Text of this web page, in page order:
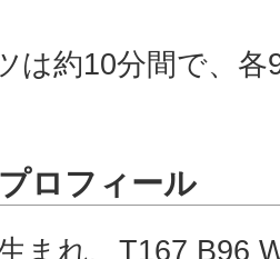
は約10分間で、各
ロフィール
まれ、T167 B96